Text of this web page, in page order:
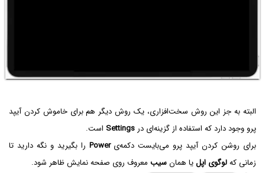
البته به جز این روش سخت‌افزاری، یک روش دیگر هم برای خاموش کردن آیپد
پرو وجود دارد که استفاده از گزینه‌ای در Settings است.
برای روشن کردن آیپد پرو می‌بایست دکمه‌یPower را بگیرید و نگه دارید تا
زمانی کهلوگوی اپلیا همانسیب معروف روی صفحه نمایش ظاهر شود.